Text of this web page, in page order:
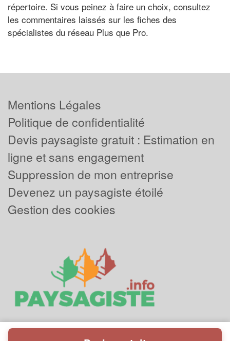
répertoire. Si vous peinez à faire un choix, consultez
les commentaires laissés sur les fiches des
spécialistes du réseau Plus que Pro.
Mentions Légales
Politique de confidentialité
Devis paysagiste gratuit : Estimation en
ligne et sans engagement
Suppression de mon entreprise
Devenez un paysagiste étoilé
Gestion des cookies